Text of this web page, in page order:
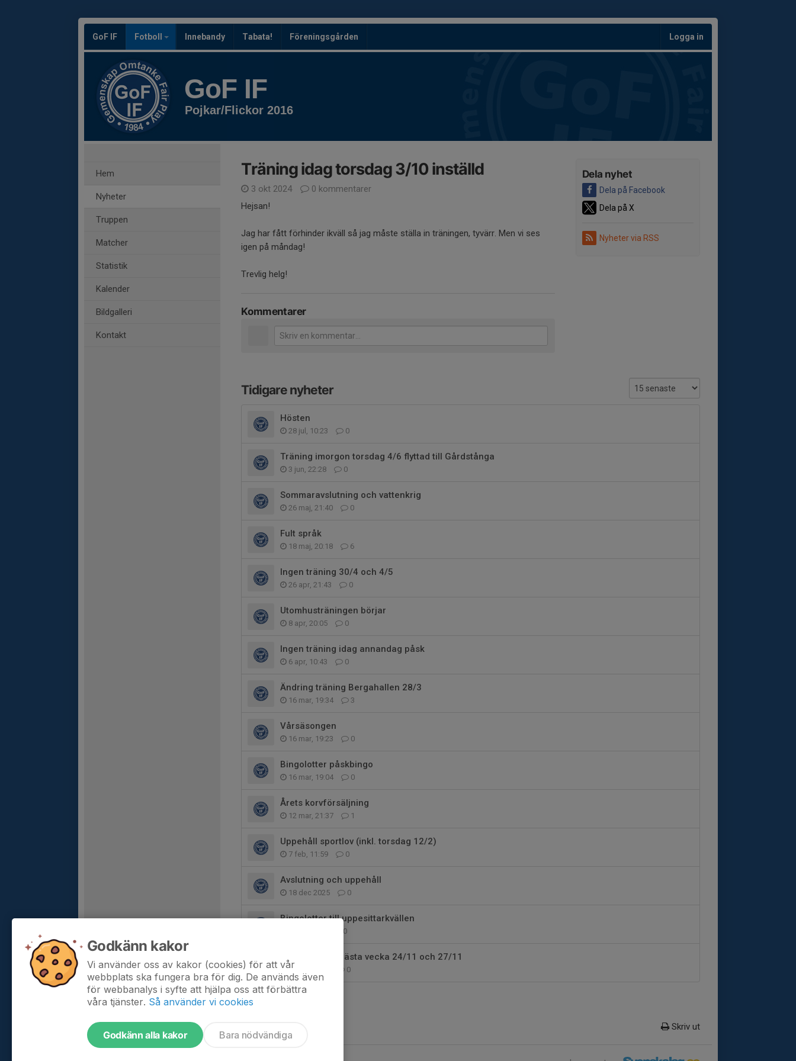
GoF IF Fotboll Innebandy Tabata! Föreningsgården Logga in
GoF IF
Pojkar/Flickor 2016
Hem
Nyheter
Truppen
Matcher
Statistik
Kalender
Bildgalleri
Kontakt
Dela nyhet
Dela på Facebook
Dela på X
Nyheter via RSS
Träning idag torsdag 3/10 inställd
3 okt 2024
0 kommentarer
Hejsan!
Jag har fått förhinder ikväll så jag måste ställa in träningen, tyvärr. Men vi ses
igen på måndag!
Trevlig helg!
Kommentarer
Tidigare nyheter
Hösten
28 jul, 10:23 0
Träning imorgon torsdag 4/6 flyttad till Gårdstånga
3 jun, 22:28 0
Sommaravslutning och vattenkrig
26 maj, 21:40 0
Fult språk
18 maj, 20:18 6
Ingen träning 30/4 och 4/5
26 apr, 21:43 0
Utomhusträningen börjar
8 apr, 20:05 0
Ingen träning idag annandag påsk
6 apr, 10:43 0
Ändring träning Bergahallen 28/3
16 mar, 19:34 3
Vårsäsongen
16 mar, 19:23 0
Bingolotter påskbingo
16 mar, 19:04 0
Årets korvförsäljning
12 mar, 21:37 1
Uppehåll sportlov (inkl. torsdag 12/2)
7 feb, 11:59 0
Avslutning och uppehåll
18 dec 2025 0
Bingolotter till uppesittarkvällen
0
Ingen träning nästa vecka 24/11 och 27/11
18 nov 2025 0
Skriv ut
Godkänn kakor
Vi använder oss av kakor (cookies) för att vår
webbplats ska fungera bra för dig. De används även
för webbanalys i syfte att hjälpa oss att förbättra
våra tjänster. Så använder vi cookies
Godkänn alla kakor Bara nödvändiga